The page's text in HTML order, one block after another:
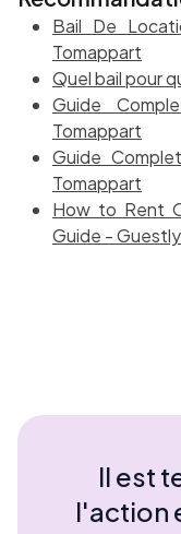
Bail De
Tomappart
Quel bail pour
Guide
Tomappart
Guide
Tomappart
How to Rent
Guide -
Il est
l'action